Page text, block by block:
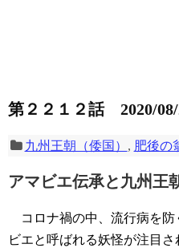
第２２１２話 2020/
九州王朝（倭国） , 肥後の
アマビエ伝承と九州王
コロナ禍の中、流行病を防
ビエと呼ばれる妖怪が注目